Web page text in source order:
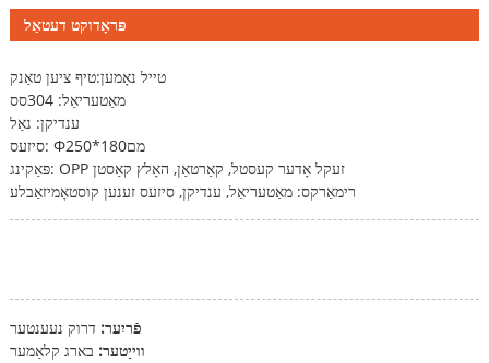
פּראָדוקט דעטאַל
טייל נאָמען:טיף ציען טאַנק
מאַטעריאַל: 304סס
ענדיקן: נאַל
סיזעס: Φ250*180מם
פּאַקינג: OPP זעקל אָדער קעסטל, קאַרטאַן, האָלץ קאַסטן
רימאַרקס: מאַטעריאַל, ענדיקן, סיזעס זענען קוסטאָמיזאַבלע
פֿריִער: דרוק נעענטער
ווייַטער: בארג קלאַמער